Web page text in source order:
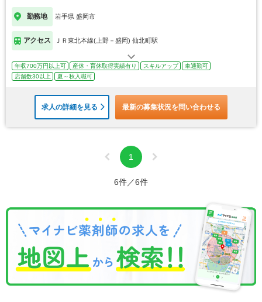
勤務地 岩手県 盛岡市
アクセス ＪＲ東北本線(上野－盛岡) 仙北町駅
年収700万円以上可 産休・育休取得実績有り スキルアップ
車通勤可
店舗数30以上
夏～秋入職可
求人の詳細を見る 最新の募集状況を問い合わせる
1
6件／6件